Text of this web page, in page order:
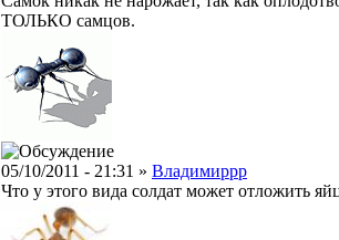
ТОЛЬКО самцов.
05/10/2011 - 21:31 » Владимиррр
Что у этого вида солдат может отложить